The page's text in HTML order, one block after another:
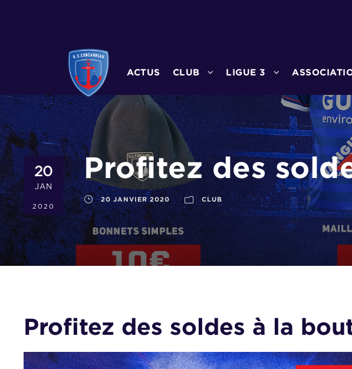
ACTUS CLUB LIGUE 3
20
JAN
2020
Profitez des
20 JANVIER 2020 CLUB
Profitez des soldes à la